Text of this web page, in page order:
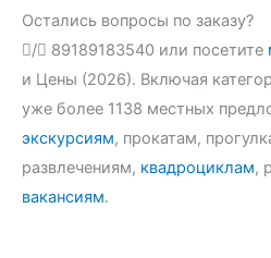
Остались вопросы по заказу?
/
89189183540 или посетите
и Цены (2026). Включая
уже более 1138 местных
экскурсиям, прокатам,
развлечениям, квадроциклам,
вакансиям.